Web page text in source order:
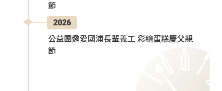
節
2026
公益團邀愛國浦長輩義工 彩繪蛋糕慶父親
節